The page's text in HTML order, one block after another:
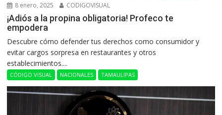
8 enero, 2025 CODIGOVISUAL
¡Adiós a la propina obligatoria! Profeco te
empodera
Descubre cómo defender tus derechos como consumidor y
evitar cargos sorpresa en restaurantes y otros
establecimientos....
CÓDIGO VISUAL NACIONALES TAMAULIPAS